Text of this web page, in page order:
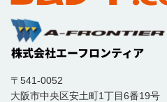
〒541-0052
大阪市中央区安土町1丁目6番19号